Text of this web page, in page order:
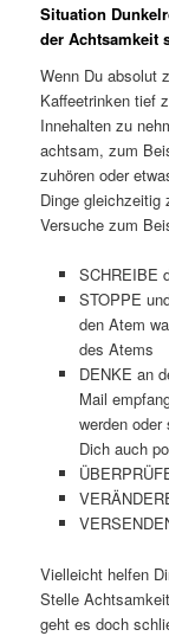
Situation
der Achtsamkeit
Wenn Du absolut
Kaffeetrinken tief
Innehalten zu
achtsam, zum
zuhören oder
Dinge gleichzeitig
Versuche zum
SCHREIBE
STOPPE
den Atem
des Atems
DENKE an
Mail
werden
Dich auch
Vielleicht helfen
Stelle
geht es doch